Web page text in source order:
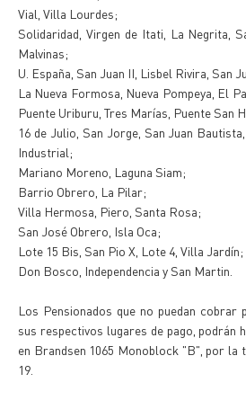
Vial, Villa Lourdes;
Solidaridad, Virgen de Itati, La Negrita,
Malvinas;
U. España, San Juan II, Lisbel Rivira, San
La Nueva Formosa, Nueva Pompeya, El
Puente Uriburu, Tres Marías, Puente San
16 de Julio, San Jorge, San Juan
Industrial;
Mariano Moreno, Laguna Siam;
Barrio Obrero, La Pilar;
Villa Hermosa, Piero, Santa Rosa;
San José Obrero, Isla Oca;
Lote 15 Bis, San Pio X, Lote 4, Villa Jardín;
Don Bosco, Independencia y San Martin.
Los Pensionados que no puedan
sus respectivos lugares de pago,
en Brandsen 1065 Monoblock "B", por la
19.